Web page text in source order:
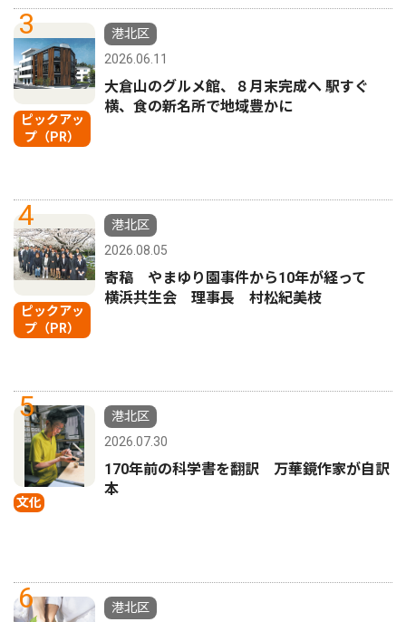
3
ピックアッ
プ（PR）
港北区
2026.06.11
大倉山のグルメ館、８月末完成へ 駅すぐ
横、食の新名所で地域豊かに
4
ピックアッ
プ（PR）
港北区
2026.08.05
寄稿 やまゆり園事件から10年が経って
横浜共生会 理事長 村松紀美枝
5
文化
港北区
2026.07.30
170年前の科学書を翻訳 万華鏡作家が自訳
本
6
港北区